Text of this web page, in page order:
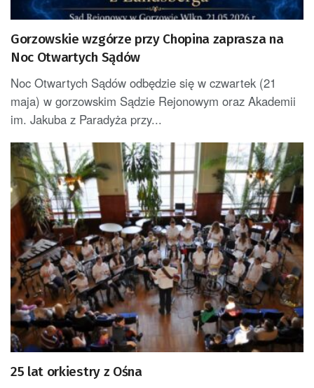
Gorzowskie wzgórze przy Chopina zaprasza na
Noc Otwartych Sądów
Noc Otwartych Sądów odbędzie się w czwartek (21
maja) w gorzowskim Sądzie Rejonowym oraz Akademii
im. Jakuba z Paradyża przy...
25 lat orkiestry z Ośna